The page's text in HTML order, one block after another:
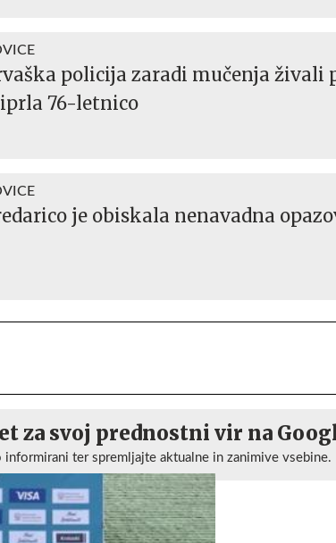
policija zaradi mučenja živali
76-letnico
je obiskala nenavadna
za svoj prednostni vir na
ter spremljajte aktualne in zanimive vsebine.